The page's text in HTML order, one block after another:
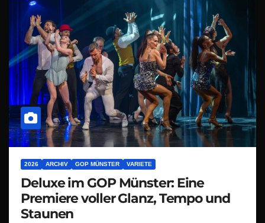
2026 ARCHIV GOP MÜNSTER VARIETE
Deluxe im GOP Münster: Eine
Premiere voller Glanz, Tempo und
Staunen